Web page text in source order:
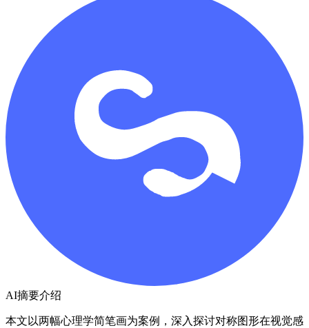
AI摘要介绍
本文以两幅心理学简笔画为案例，深入探讨对称图形在视觉感